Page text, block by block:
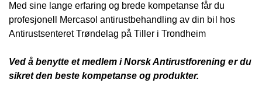
Med sine lange erfaring og brede kompetanse får du
profesjonell Mercasol antirustbehandling av din bil hos
Antirustsenteret Trøndelag på Tiller i Trondheim
Ved å benytte et medlem i Norsk Antirustforening er du
sikret den beste kompetanse og produkter.